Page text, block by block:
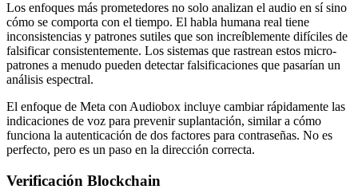
Los enfoques más prometedores no solo analizan el audio en sí sino
cómo se comporta con el tiempo. El habla humana real tiene
inconsistencias y patrones sutiles que son increíblemente difíciles de
falsificar consistentemente. Los sistemas que rastrean estos micro-
patrones a menudo pueden detectar falsificaciones que pasarían un
análisis espectral.
El enfoque de Meta con Audiobox incluye cambiar rápidamente las
indicaciones de voz para prevenir suplantación, similar a cómo
funciona la autenticación de dos factores para contraseñas. No es
perfecto, pero es un paso en la dirección correcta.
Verificación Blockchain